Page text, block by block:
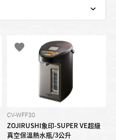
CV-WFF30
ZOJIRUSHI象印-SUPER VE超級
真空保溫熱水瓶/3公升